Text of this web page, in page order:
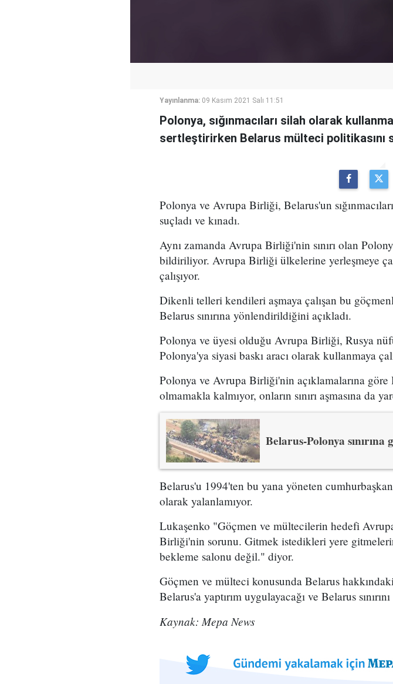
Yayınlanma: 09 Kasım 2021 Salı 11:51
Polonya, sığınmacıları silah olarak
sertleştirirken Belarus mülteci politikasını
Polonya ve Avrupa Birliği, Belarus'un
suçladı ve kınadı.
Aynı zamanda Avrupa Birliği'nin sınırı olan
bildiriliyor. Avrupa Birliği ülkelerine yerleşmeye
çalışıyor.
Dikenli telleri kendileri aşmaya çalışan bu
Belarus sınırına yönlendirildiğini açıkladı.
Polonya ve üyesi olduğu Avrupa Birliği, Rusya
Polonya'ya siyasi baskı aracı olarak kullanmaya
Polonya ve Avrupa Birliği'nin açıklamalarına
olmamakla kalmıyor, onların sınırı aşmasına da
Belarus-Polonya sınırına
Belarus'u 1994'ten bu yana yöneten
olarak yalanlamıyor.
Lukaşenko "Göçmen ve mültecilerin hedefi
Birliği'nin sorunu. Gitmek istedikleri yere
bekleme salonu değil." diyor.
Göçmen ve mülteci konusunda Belarus
Belarus'a yaptırım uygulayacağı ve Belarus
Kaynak: Mepa News